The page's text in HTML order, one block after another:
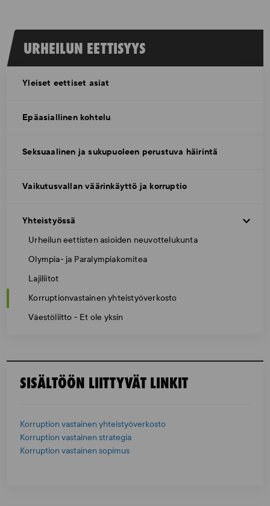
URHEILUN EETTISYYS
Yleiset eettiset asiat
Epäasiallinen kohtelu
Seksuaalinen ja sukupuoleen perustuva häirintä
Vaikutusvallan väärinkäyttö ja korruptio
Yhteistyössä
Urheilun eettisten asioiden neuvottelukunta
Olympia- ja Paralympiakomitea
Lajiliitot
Korruptionvastainen yhteistyöverkosto
Väestöliitto - Et ole yksin
SISÄLTÖÖN LIITTYVÄT LINKIT
Korruption vastainen yhteistyöverkosto
Korruption vastainen strategia
Korruption vastainen sopimus